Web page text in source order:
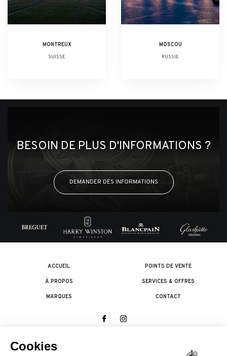
MONTREUX
SUISSE
MOSCOU
RUSSIE
BESOIN DE PLUS D'INFORMATIONS ?
DEMANDER DES INFORMATIONS
ACCUEIL
À PROPOS
MARQUES
POINTS DE VENTE
SERVICES & OFFRES
CONTACT